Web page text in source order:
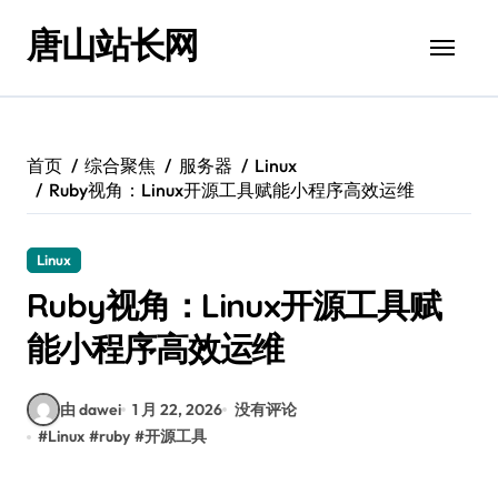
唐山站长网
首页 综合聚焦 服务器
Linux
Ruby视角：Linux开源工具赋能小程序高效运维
Linux
Ruby视角：Linux开源工具赋
能小程序高效运维
由 dawei 1 月 22, 2026 没有评论
#Linux #ruby #开源工具